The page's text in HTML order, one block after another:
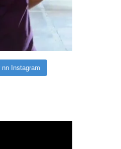
nn Instagram